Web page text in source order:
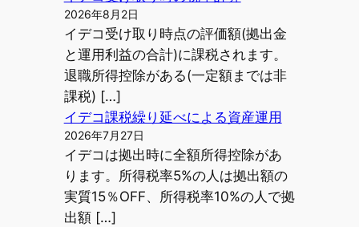
2026年8月2日
イデコ受け取り時点の評価額(拠出金
と運用利益の合計)に課税されます。
退職所得控除がある(一定額までは非
課税) […]
イデコ課税繰り延べによる資産運用
2026年7月27日
イデコは拠出時に全額所得控除があ
ります。所得税率5%の人は拠出額の
実質15％OFF、所得税率10%の人で拠
出額 […]